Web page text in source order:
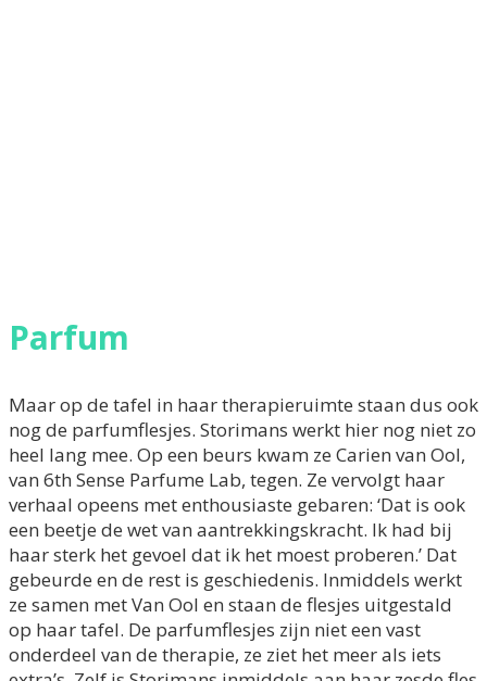
Parfum
Maar op de tafel in haar therapieruimte staan dus ook
nog de parfumflesjes. Storimans werkt hier nog niet zo
heel lang mee. Op een beurs kwam ze Carien van Ool,
van 6th Sense Parfume Lab, tegen. Ze vervolgt haar
verhaal opeens met enthousiaste gebaren: ‘Dat is ook
een beetje de wet van aantrekkingskracht. Ik had bij
haar sterk het gevoel dat ik het moest proberen.’ Dat
gebeurde en de rest is geschiedenis. Inmiddels werkt
ze samen met Van Ool en staan de flesjes uitgestald
op haar tafel. De parfumflesjes zijn niet een vast
onderdeel van de therapie, ze ziet het meer als iets